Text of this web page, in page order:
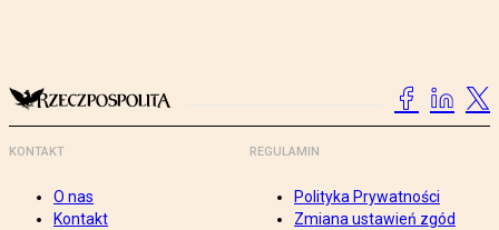
KONTAKT
O nas
Kontakt
REGULAMIN
Polityka Prywatności
Zmiana ustawień zgód